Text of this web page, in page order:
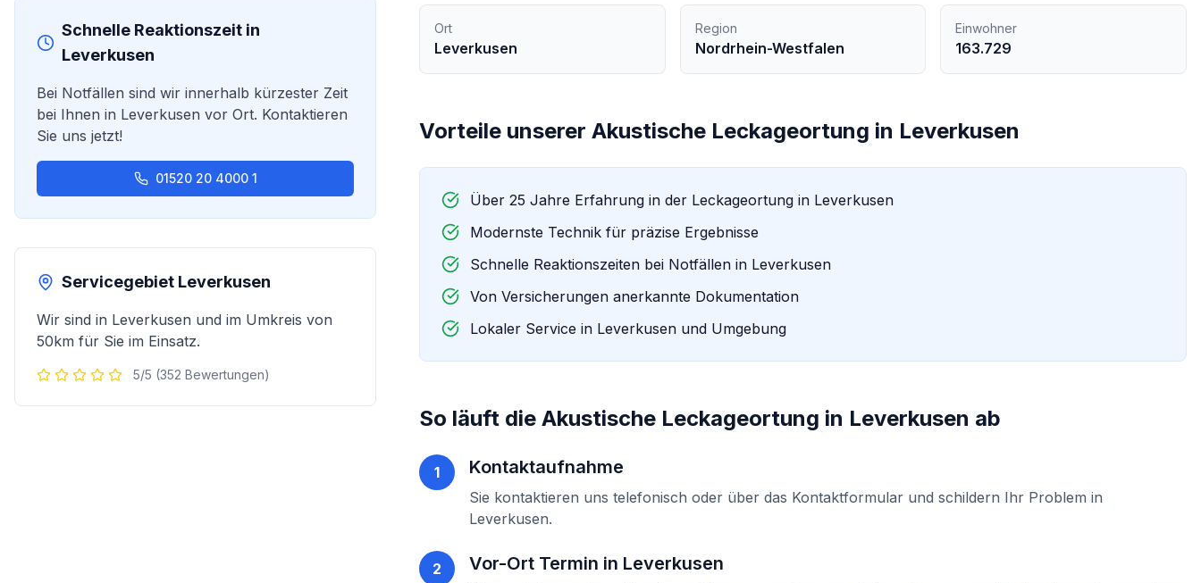
Schnelle Reaktionszeit in
Leverkusen
Bei Notfällen sind wir innerhalb kürzester Zeit
bei Ihnen in Leverkusen vor Ort. Kontaktieren
Sie uns jetzt!
01520 20 4000 1
Servicegebiet Leverkusen
Wir sind in Leverkusen und im Umkreis von
50km für Sie im Einsatz.
5/5 (352 Bewertungen)
Ort
Leverkusen
Region
Nordrhein-Westfalen
Einwohner
163.729
Vorteile unsererAkustische Leckageortung in Leverkusen
Über 25 Jahre Erfahrung in der Leckageortung in Leverkusen
Modernste Technik für präzise Ergebnisse
Schnelle Reaktionszeiten bei Notfällen in Leverkusen
Von Versicherungen anerkannte Dokumentation
Lokaler Service in Leverkusen und Umgebung
So läuft dieAkustische Leckageortung in Leverkusen ab
1 Kontaktaufnahme
Sie kontaktieren uns telefonisch oder über das Kontaktformular und schildern Ihr Problem in
Leverkusen.
2 Vor-Ort Termin in Leverkusen